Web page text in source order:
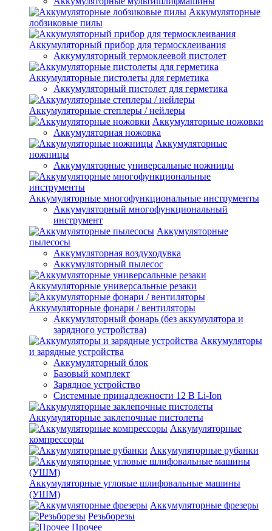
Аккумуляторные
лобзиковые пилы
Аккумуляторный прибор для термосклеивания
Аккумуляторный термоклеевой пистолет
Аккумуляторные пистолеты для герметика
Аккумуляторный пистолет для герметика
Аккумуляторные степлеры / нейлеры
Аккумуляторные ножовки
Аккумуляторная ножовка
Аккумуляторные
ножницы
Аккумуляторные универсальные ножницы
Аккумуляторные многофункциональные инструменты
Аккумуляторный многофункциональный
инструмент
Аккумуляторные
пылесосы
Аккумуляторная воздуходувка
Аккумуляторный пылесос
Аккумуляторные универсальные резаки
Аккумуляторные фонари / вентиляторы
Аккумуляторный фонарь (без аккумулятора и
зарядного устройства)
Аккумуляторы
и зарядные устройства
Аккумуляторный блок
Базовый комплект
Зарядное устройство
Системные принадлежности 12 В Li-Ion
Аккумуляторные заклепочные пистолеты
Аккумуляторные
компрессоры
Аккумуляторные рубанки
Аккумуляторные угловые шлифовальные машины
(УШМ)
Аккумуляторные фрезеры
Резьборезы
Прочее